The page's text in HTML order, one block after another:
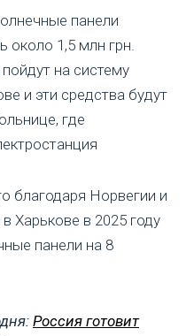
панели
около 1,5 млн грн.
на систему
и эти средства будут
где
благодаря Норвегии и
Харькове в 2025 году
панели на 8
Россия готовит